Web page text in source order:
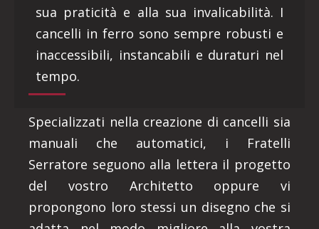
sua praticità e alla sua invalicabilità. I
cancelli in ferro sono sempre robusti e
inaccessibili, instancabili e duraturi nel
tempo.
Specializzati nella creazione di cancelli sia
manuali che automatici, i Fratelli
Serratore seguono alla lettera il progetto
del vostro Architetto oppure vi
propongono loro stessi un disegno che si